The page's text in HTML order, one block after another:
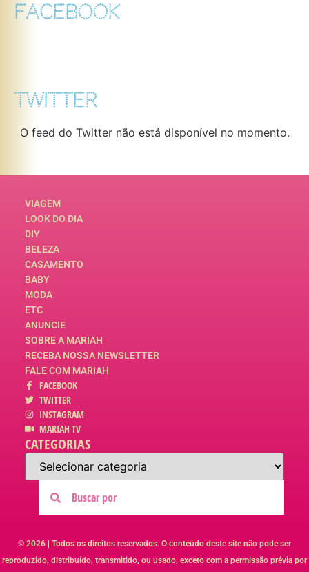
FACEBOOK
TWITTER
O feed do Twitter não está disponível no momento.
VIAGEM
LOOK DO DIA
DIY
BELEZA
CASAMENTO
BABY
MODA
ETC
ANUNCIE
SOBRE A MARIAH
RECEBA NOSSA NEWSLETTER
FALE COM MARIAH
FACEBOOK
TWITTER
INSTAGRAM
MARIAH TV
CATEGORIAS
© 2026 | Todos os direitos reservados. O conteúdo deste site não pode ser
reproduzido, distribuído, transmitido, ou usado, exceto com a permissão prévia por